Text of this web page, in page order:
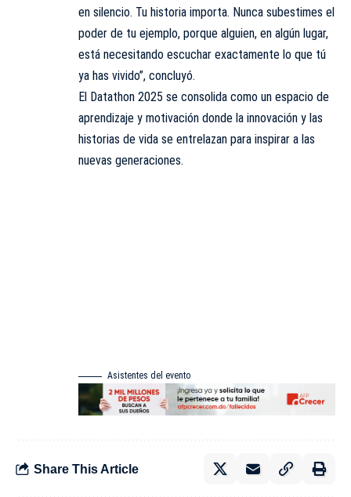
en silencio. Tu historia importa. Nunca subestimes el
poder de tu ejemplo, porque alguien, en algún lugar,
está necesitando escuchar exactamente lo que tú
ya has vivido”, concluyó.
El Datathon 2025 se consolida como un espacio de
aprendizaje y motivación donde la innovación y las
historias de vida se entrelazan para inspirar a las
nuevas generaciones.
Asistentes del evento
Share This Article